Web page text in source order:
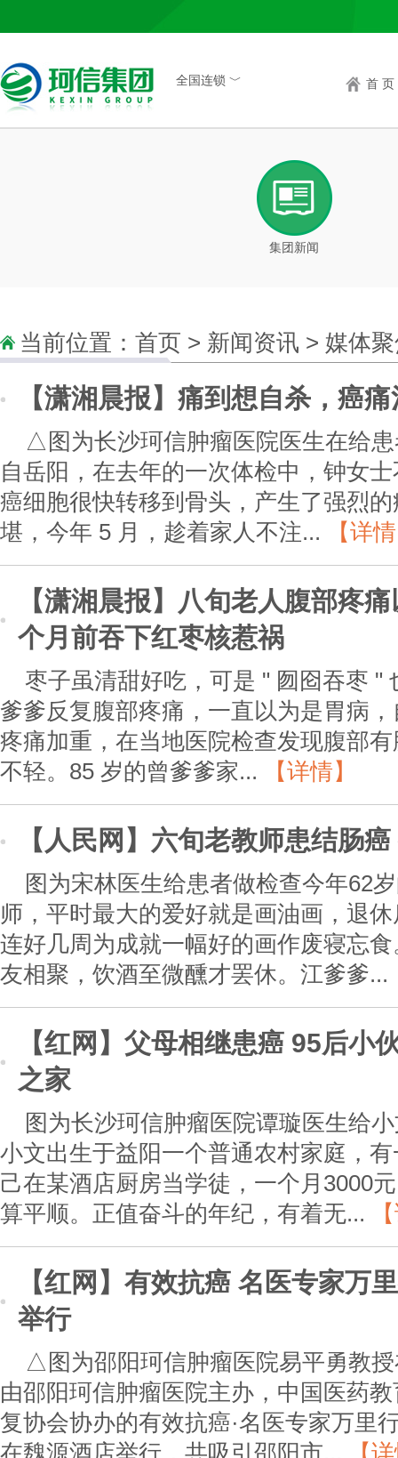
全国连锁 ﹀ 首 页
集团新闻
当前位置： 首页 > 新闻资讯 > 媒体
【潇湘晨报】痛到想自杀，癌
△图为长沙珂信肿瘤医院医生在给
自岳阳，在去年的一次体检中，钟女
癌细胞很快转移到骨头，产生了强烈
堪，今年 5 月，趁着家人不注...
【详
【潇湘晨报】八旬老人腹部疼
个月前吞下红枣核惹祸
枣子虽清甜好吃，可是 " 囫囵吞枣 "
爹爹反复腹部疼痛，一直以为是胃病
疼痛加重，在当地医院检查发现腹部
不轻。85 岁的曾爹爹家...
【详情】
【人民网】六旬老教师患结肠
图为宋林医生给患者做检查今年62
师，平时最大的爱好就是画油画，退
连好几周为成就一幅好的画作废寝忘
友相聚，饮酒至微醺才罢休。江爹爹...
【红网】父母相继患癌 95后小
之家
图为长沙珂信肿瘤医院谭璇医生给
小文出生于益阳一个普通农村家庭，
己在某酒店厨房当学徒，一个月3000
算平顺。正值奋斗的年纪，有着无...
【红网】有效抗癌 名医专家万
举行
△图为邵阳珂信肿瘤医院易平勇教
由邵阳珂信肿瘤医院主办，中国医药
复协会协办的有效抗癌·名医专家万里
在魏源酒店举行，共吸引邵阳市...
【